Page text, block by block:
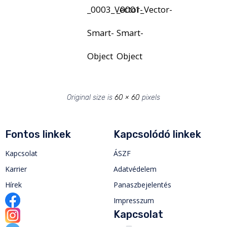
_0003_Vector-
Smart-
Object
_0001_Vector-
Smart-
Object
Original size is 60 × 60 pixels
Fontos linkek
Kapcsolat
Karrier
Hírek
Kapcsolódó linkek
ÁSZF
Adatvédelem
Panaszbejelentés
Impresszum
Kapcsolat